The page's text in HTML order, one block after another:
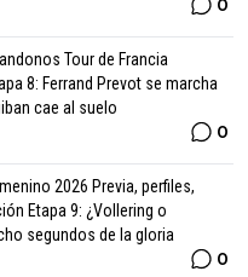
0
Tour de Francia
8: Ferrand Prevot se marcha
cae al suelo
0
2026 Previa, perfiles,
Etapa 9: ¿Vollering o
segundos de la gloria
0